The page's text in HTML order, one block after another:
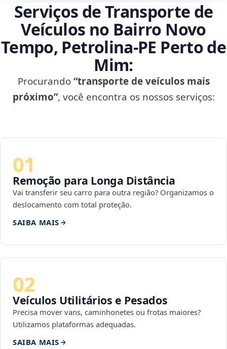
Serviços de Transporte de
Veículos no Bairro Novo
Tempo, Petrolina‑PE Perto de
Mim:
Procurando“transporte de veículos mais
próximo”, você encontra os nossos serviços:
01
Remoção para Longa Distância
Vai transferir seu carro para outra região? Organizamos o
deslocamento com total proteção.
SAIBA MAIS
02
Veículos Utilitários e Pesados
Precisa mover vans, caminhonetes ou frotas maiores?
Utilizamos plataformas adequadas.
SAIBA MAIS